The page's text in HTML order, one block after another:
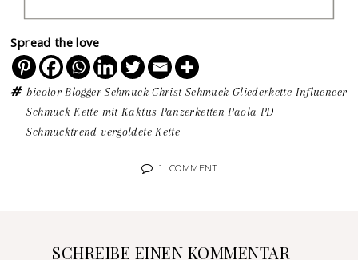
Spread the love
bicolor Blogger Schmuck Christ Schmuck Gliederkette Influencer
Schmuck Kette mit Kaktus Panzerketten Paola PD
Schmucktrend vergoldete Kette
1 COMMENT
SCHREIBE EINEN KOMMENTAR